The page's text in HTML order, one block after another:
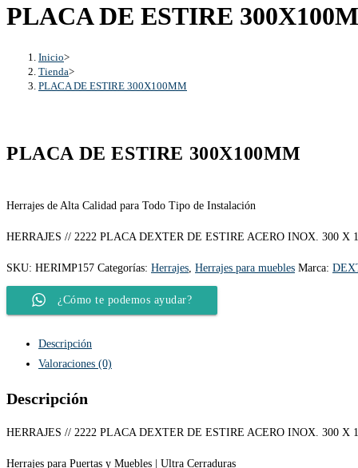
PLACA DE ESTIRE
Inicio>
Tienda>
PLACA DE ESTIRE 300X100MM
PLACA DE ESTIRE 300X100MM
Herrajes de Alta Calidad para Todo Tipo de Instalación
HERRAJES // 2222 PLACA DEXTER DE ESTIRE ACERO INOX. 300 X
SKU: HERIMP157 Categorías: Herrajes Herrajes para muebles Marca:
¿Cómo te podemos ayudar?
Descripción
Valoraciones (0)
Descripción
HERRAJES // 2222 PLACA DEXTER DE ESTIRE ACERO INOX. 300 X
Herrajes para Puertas y Muebles | Ultra Cerraduras